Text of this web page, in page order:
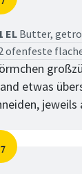
EL Butter,
ofenfeste
etwas
7